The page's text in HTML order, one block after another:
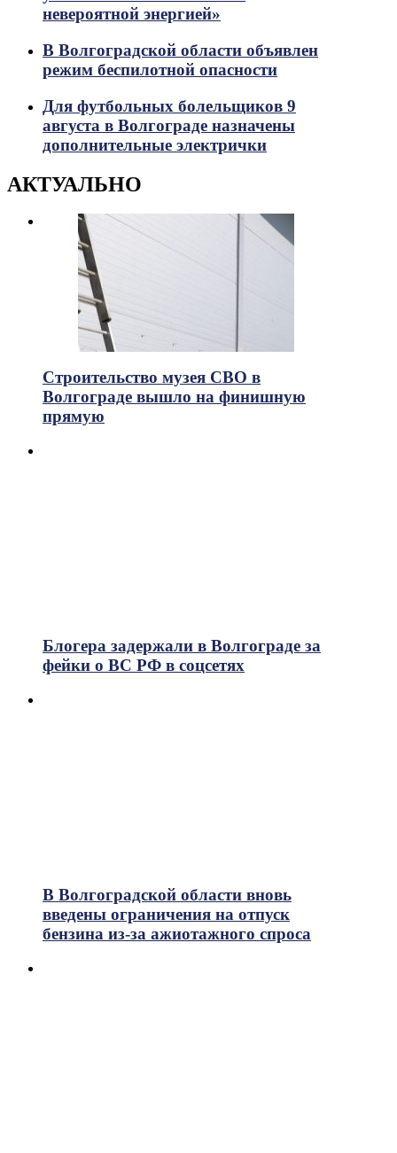
невероятной энергией»
В Волгоградской области объявлен
режим беспилотной опасности
Для футбольных болельщиков 9
августа в Волгограде назначены
дополнительные электрички
АКТУАЛЬНО
Строительство музея СВО в
Волгограде вышло на финишную
прямую
Блогера задержали в Волгограде за
фейки о ВС РФ в соцсетях
В Волгоградской области вновь
введены ограничения на отпуск
бензина из-за ажиотажного спроса